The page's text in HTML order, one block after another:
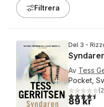
Filtrera
Del 3 -
Av Tess
Pocket,
4,5utav 5(2
89 kr